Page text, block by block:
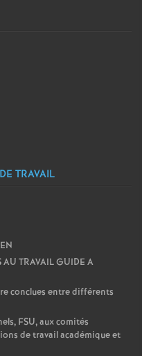
TRAVAIL
AU TRAVAIL GUIDE A
conclues entre différents
FSU, aux comités
de travail académique et